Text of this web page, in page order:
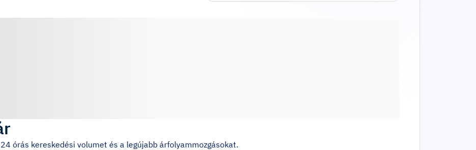
órás kereskedési volumet és a legújabb árfolyammozgásokat.